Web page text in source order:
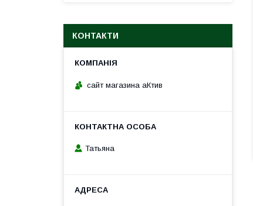
КОНТАКТИ
сайт магазина аКтив
Татьяна